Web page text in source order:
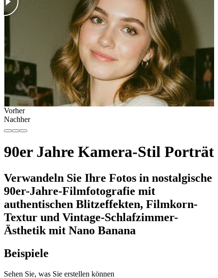
Vorher
Nachher
90er Jahre Kamera-Stil Porträt
Verwandeln Sie Ihre Fotos in nostalgische
90er-Jahre-Filmfotografie mit
authentischen Blitzeffekten, Filmkorn-
Textur und Vintage-Schlafzimmer-
Ästhetik mit Nano Banana
Beispiele
Sehen Sie, was Sie erstellen können